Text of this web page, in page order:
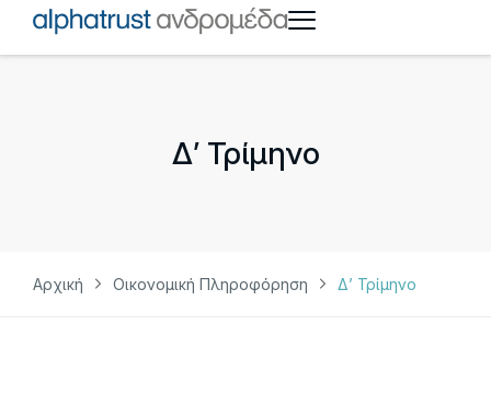
Δ’ Τρίμηνο
Αρχική Οικονομική Πληροφόρηση Δ’ Τρίμηνο